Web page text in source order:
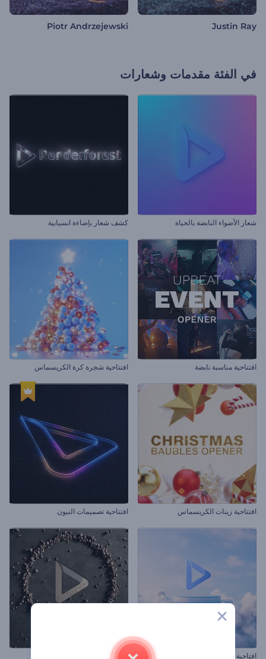
Justin Ray
Piotr Andrzejewski
في الفئة مقدمات وشعارات
شعار الأضواء النابضة بالحياة كشف شعار بإضاءة انسيابية
افتتاحية مناسبة نابضة افتتاحية شجرة كرة الكريسماس
افتتاحية زينات الكريسماس افتتاحية تصميمات النيون
افتاحية السحب الشاحبة افتتاحية جاذبية الأحجار